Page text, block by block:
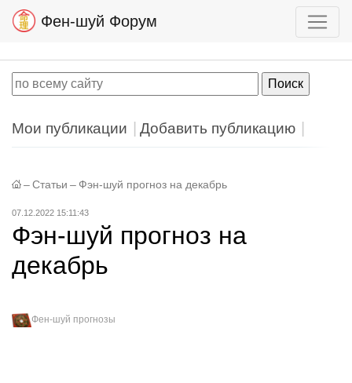
Фен-шуй Форум
Мои публикации Добавить публикацию
– Статьи – Фэн-шуй прогноз на декабрь
07.12.2022 15:11:43
Фэн-шуй прогноз на
декабрь
Фен-шуй прогнозы